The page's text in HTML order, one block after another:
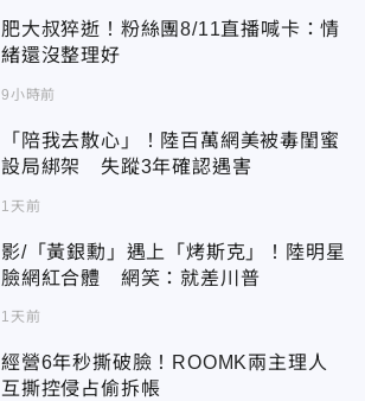
肥大叔猝逝！粉絲團8/11直播喊卡：情
緒還沒整理好
9小時前
「陪我去散心」！陸百萬網美被毒閨蜜
設局綁架 失蹤3年確認遇害
1天前
影/「黃銀勳」遇上「烤斯克」！陸明星
臉網紅合體 網笑：就差川普
1天前
經營6年秒撕破臉！ROOMK兩主理人
互撕控侵占偷拆帳